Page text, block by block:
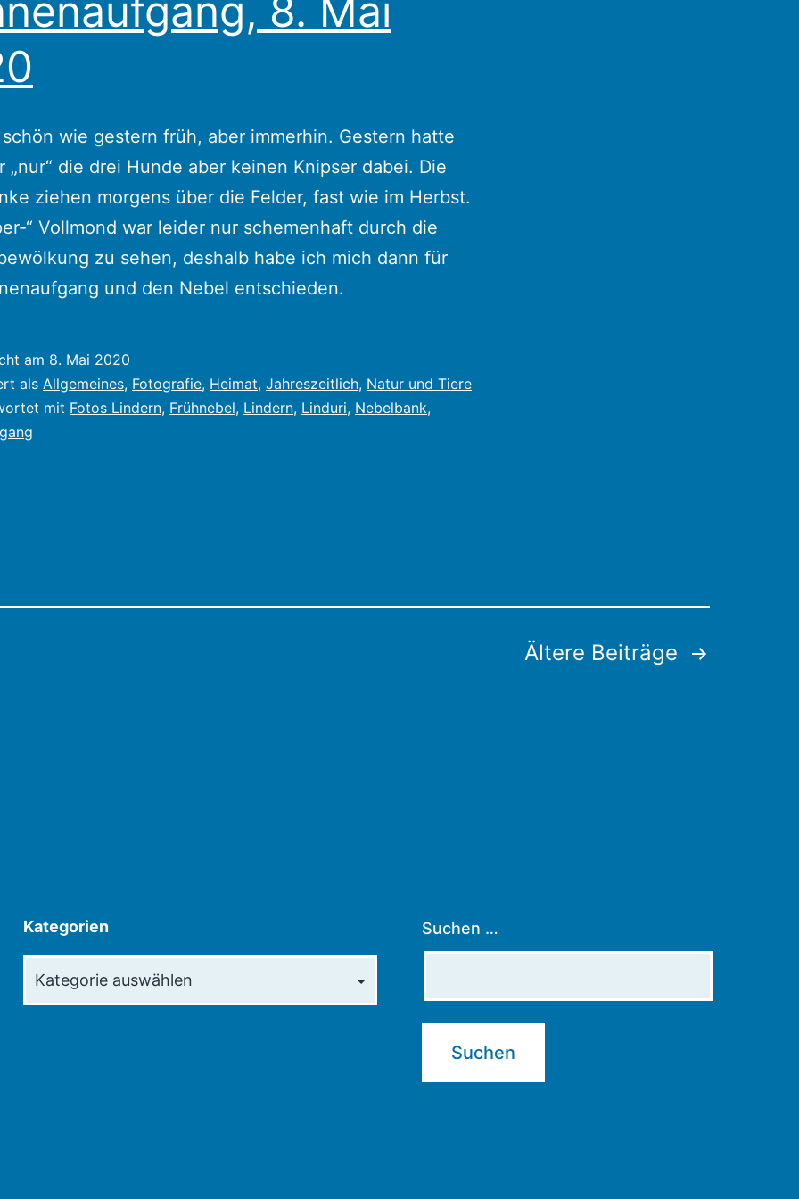
in
Lindern8. Mai
wie gestern früh, aber immerhin. Gestern hatte
„nur“ die drei Hunde aber keinen Knipser dabei. Die
ziehen morgens über die Felder, fast wie im Herbst.
“ Vollmond war leider nur schemenhaft durch die
zu sehen, deshalb habe ich mich dann für
und den Nebel entschieden.
am 8. Mai 2020
als Allgemeines, Fotografie, Heimat, Jahreszeitlich, Natur und Tiere
mit Fotos Lindern, Frühnebel, Lindern, Linduri, Nebelbank,
Ältere Beiträge
Kategorien Suchen …